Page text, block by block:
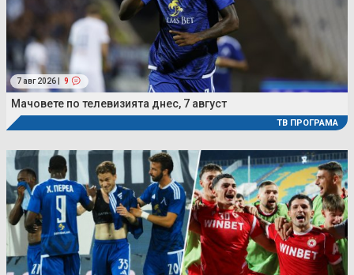
7 авг 2026 | 9
Мачовете по телевизията днес, 7 август
ТВ ПРОГРАМА